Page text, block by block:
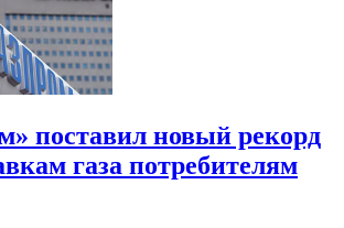
поставил новый рекорд
газа потребителям